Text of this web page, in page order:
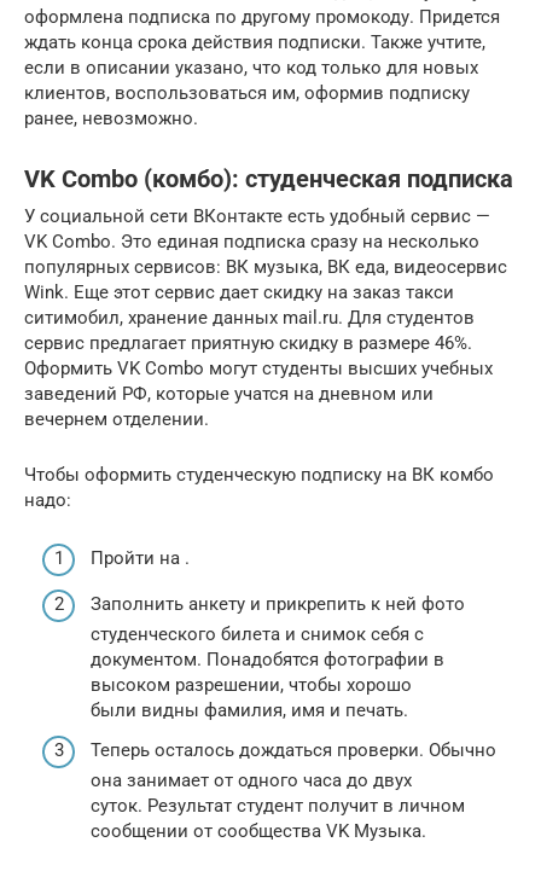
оформлена подписка по другому промокоду. Придется
ждать конца срока действия подписки. Также учтите,
если в описании указано, что код только для новых
клиентов, воспользоваться им, оформив подписку
ранее, невозможно.
VK Combo (комбо): студенческая подписка
У социальной сети ВКонтакте есть удобный сервис —
VK Combо. Это единая подписка сразу на несколько
популярных сервисов: ВК музыка, ВК еда, видеосервис
Wink. Еще этот сервис дает скидку на заказ такси
ситимобил, хранение данных mail.ru. Для студентов
сервис предлагает приятную скидку в размере 46%.
Оформить VK Combo могут студенты высших учебных
заведений РФ, которые учатся на дневном или
вечернем отделении.
Чтобы оформить студенческую подписку на ВК комбо
надо:
Пройти на .
Заполнить анкету и прикрепить к ней фото
студенческого билета и снимок себя с
документом. Понадобятся фотографии в
высоком разрешении, чтобы хорошо
были видны фамилия, имя и печать.
Теперь осталось дождаться проверки. Обычно
она занимает от одного часа до двух
суток. Результат студент получит в личном
сообщении от сообщества VK Музыка.